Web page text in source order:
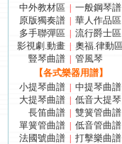
中外教材區
一般鋼琴譜
原版獨奏譜
華人作品區
多手聯彈區
流行爵士區
影視劇.動畫
奧福.律動
豎琴曲譜
管風琴
【各式樂器用譜】
小提琴曲譜
中提琴曲譜
大提琴曲譜
低音大提琴
長笛曲譜
雙簧管曲譜
單簧管曲譜
低音管曲譜
法國號曲譜
打擊樂曲譜